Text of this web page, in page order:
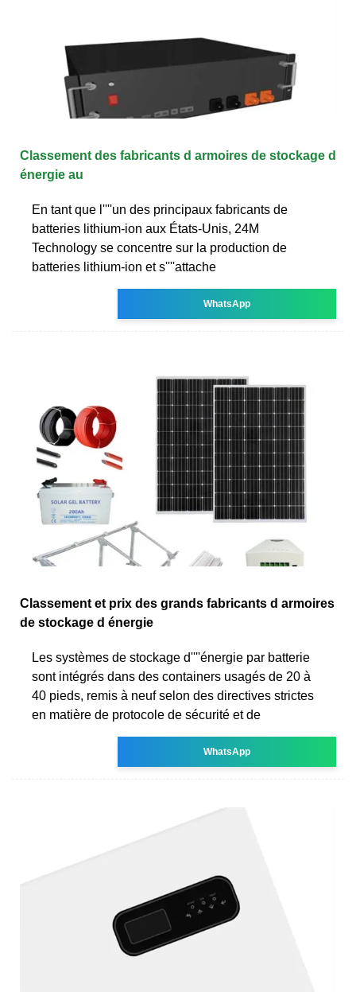
Classement des fabricants d armoires de stockage d
énergie au
En tant que l''''un des principaux fabricants de
batteries lithium-ion aux États-Unis, 24M
Technology se concentre sur la production de
batteries lithium-ion et s''''attache
WhatsApp
Classement et prix des grands fabricants d armoires
de stockage d énergie
Les systèmes de stockage d''''énergie par batterie
sont intégrés dans des containers usagés de 20 à
40 pieds, remis à neuf selon des directives strictes
en matière de protocole de sécurité et de
WhatsApp